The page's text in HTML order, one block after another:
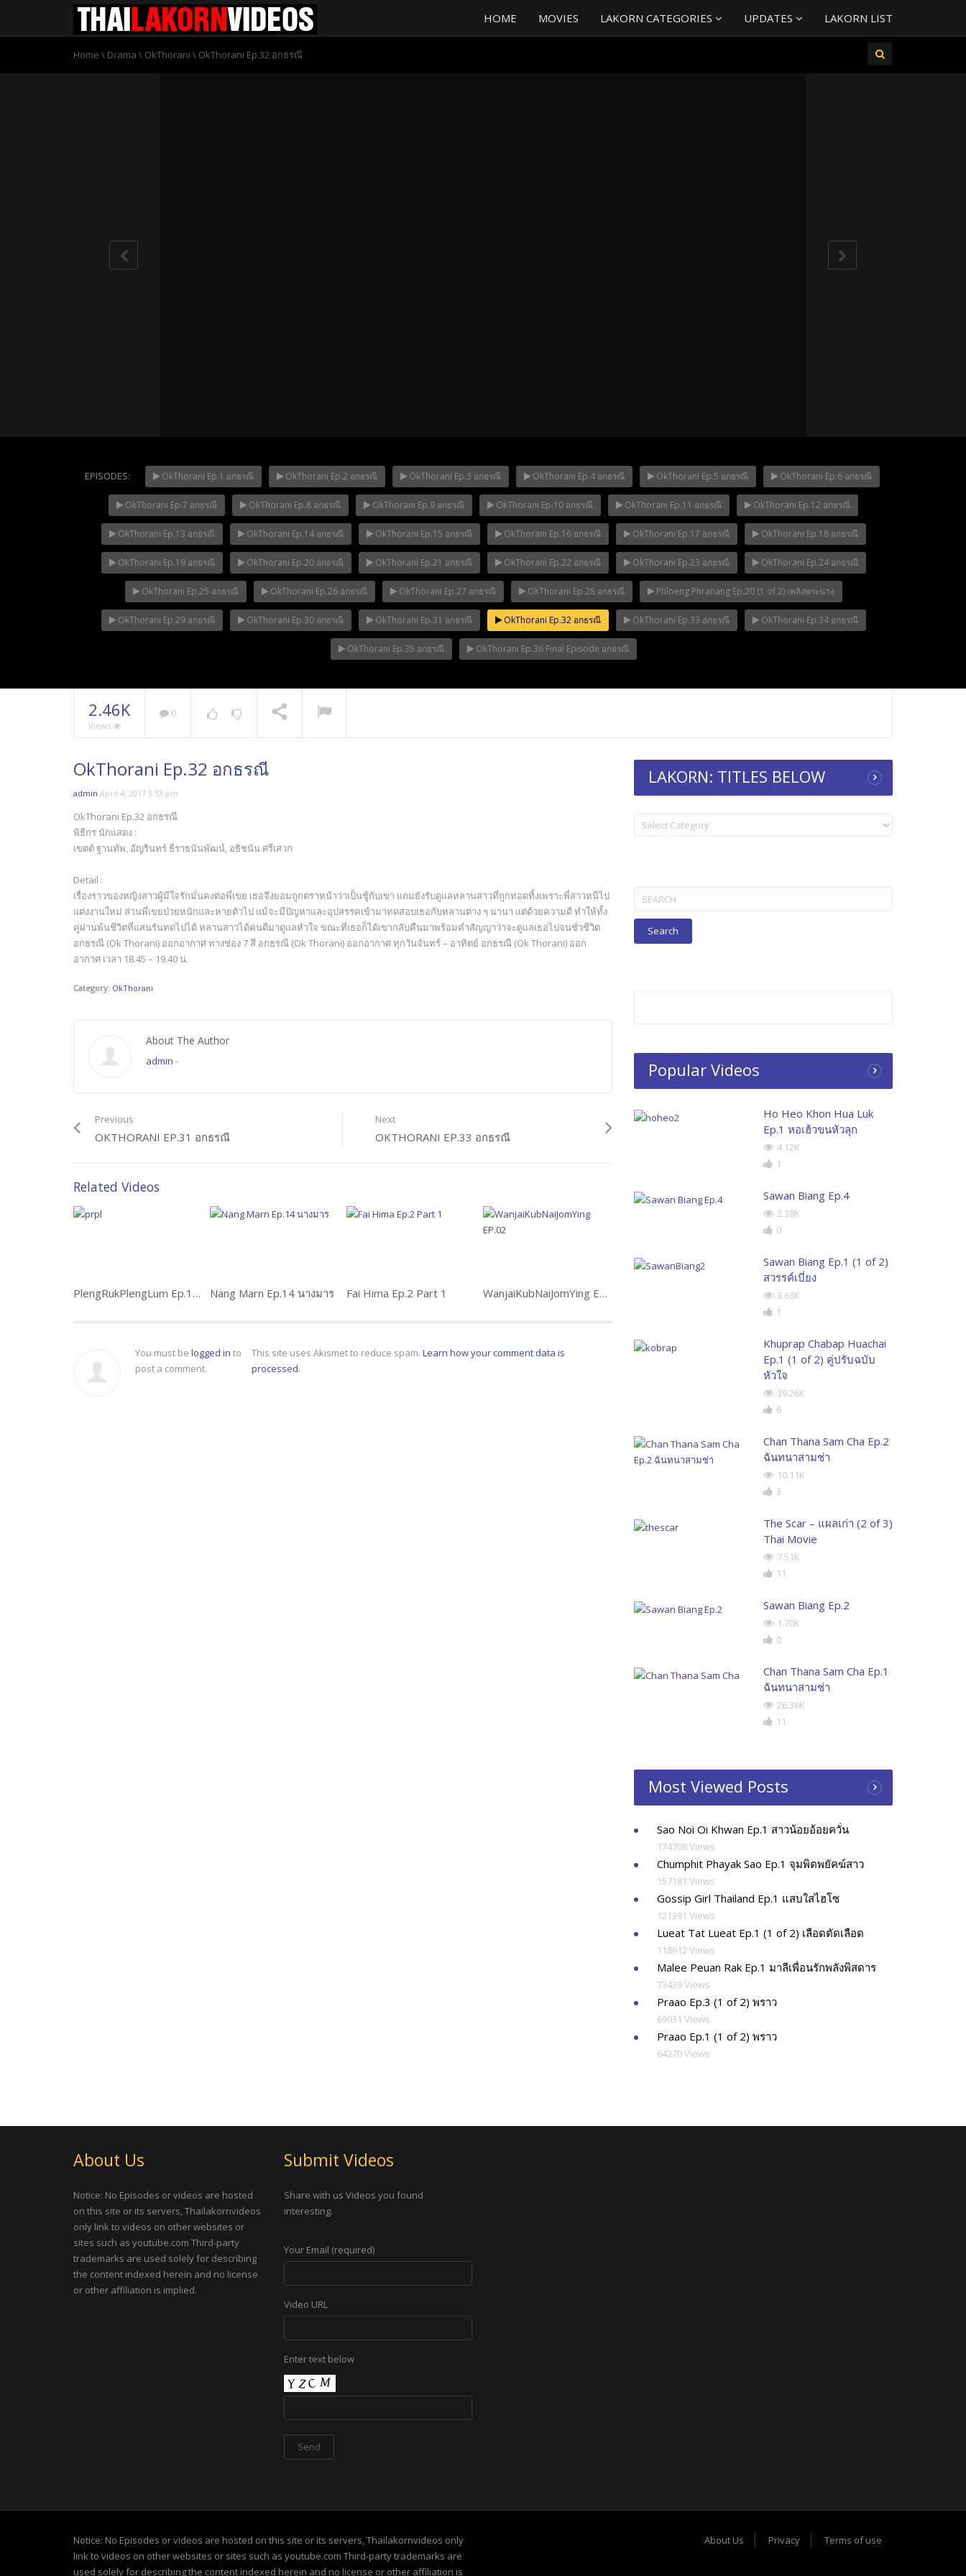
HOME MOVIES LAKORN CATEGORIES UPDATES LAKORN LIST
Home \ Drama \ OkThorani \ OkThorani Ep.32 อกธรณี
NOW PLAYING Mani Nakha Ep.14 Mani Nakha Ep.13 Mani Nakha Ep.12 Mani Nakha Ep.11
EPISODES: OkThorani Ep.1 อกธรณี OkThorani Ep.2 อกธรณี OkThorani Ep.3 อกธรณี OkThorani Ep.4 อกธรณี OkThorani Ep.5 อกธรณี OkThorani Ep.6 อกธรณี
OkThorani Ep.7 อกธรณี OkThorani Ep.8 อกธรณี OkThorani Ep.9 อกธรณี OkThorani Ep.10 อกธรณี OkThorani Ep.11 อกธรณี OkThorani Ep.12 อกธรณี
OkThorani Ep.13 อกธรณี OkThorani Ep.14 อกธรณี OkThorani Ep.15 อกธรณี OkThorani Ep.16 อกธรณี OkThorani Ep.17 อกธรณี OkThorani Ep.18 อกธรณี
OkThorani Ep.19 อกธรณี OkThorani Ep.20 อกธรณี OkThorani Ep.21 อกธรณี OkThorani Ep.22 อกธรณี OkThorani Ep.23 อกธรณี OkThorani Ep.24 อกธรณี
OkThorani Ep.25 อกธรณี OkThorani Ep.26 อกธรณี OkThorani Ep.27 อกธรณี OkThorani Ep.28 อกธรณี Phloeng Phranang Ep.20 (1 of 2) เพลิงพระนาง
OkThorani Ep.29 อกธรณี OkThorani Ep.30 อกธรณี OkThorani Ep.31 อกธรณี OkThorani Ep.32 อกธรณี OkThorani Ep.33 อกธรณี OkThorani Ep.34 อกธรณี
OkThorani Ep.35 อกธรณี OkThorani Ep.36 Final Episode อกธรณี
2.46K
Views
0
OkThorani Ep.32 อกธรณี
admin April 4, 2017 5:53 pm
OkThorani Ep.32 อกธรณี
พิธีกร นักแสดง :
เขตต์ ฐานทัพ, อัญรินทร์ ธีราธนันพัฒน์, อธิชนัน ศรีเสวก
Detail :
เรื่องราวของหญิงสาวผู้มีใจรักมั่นคงต่อพี่เขย เธอจึงยอมถูกตราหน้าว่าเป็นชู้กับเขา แถมยังรับดูแลหลานสาวที่ถูกทอดทิ้งเพราะพี่สาวหนีไป
แต่งงานใหม่ ส่วนพี่เขยป่วยหนักและหายตัวไป แม้จะมีปัญหาและอุปสรรคเข้ามาทดสอบเธอกับหลานต่าง ๆ นานา แต่ด้วยความดี ทำให้ทั้ง
คู่ผ่านพ้นชีวิตที่แสนรันทดไปได้ หลานสาวได้คนดีมาดูแลหัวใจ ขณะที่เธอก็ได้เขากลับคืนมาพร้อมคำสัญญาว่าจะดูแลเธอไปจนชั่วชีวิต
อกธรณี (Ok Thorani) ออกอากาศ ทางช่อง 7 สี อกธรณี (Ok Thorani) ออกอากาศ ทุกวันจันทร์ – อาทิตย์ อกธรณี (Ok Thorani) ออก
อากาศ เวลา 18.45 – 19.40 น.
Category: OkThorani
About The Author
admin -
Previous
OKTHORANI EP.31 อกธรณี
Next
OKTHORANI EP.33 อกธรณี
Related Videos
PlengRukPlengLum Ep.1 (1 of 4) เพลงรักเพลงลำ Nang Marn Ep.14 นางมาร Fai Hima Ep.2 Part 1 WanjaiKubNaiJomYing EP.02
You must be logged in to
post a comment.
This site uses Akismet to reduce spam. Learn how your comment data is
processed.
LAKORN: TITLES BELOW
LAKORN:
TITLES
Search
for:
Popular Videos
Ho Heo Khon Hua Luk
Ep.1 หอเฮ้วขนหัวลุก
4.12K
1
Sawan Biang Ep.4
2.38K
0
Sawan Biang Ep.1 (1 of 2)
สวรรค์เบี่ยง
3.63K
1
Khuprap Chabap Huachai
Ep.1 (1 of 2) คู่ปรับฉบับ
หัวใจ
39.26K
6
Chan Thana Sam Cha Ep.2
ฉันทนาสามช่า
10.11K
3
The Scar – แผลเก่า (2 of 3)
Thai Movie
7.51K
11
Sawan Biang Ep.2
1.70K
0
Chan Thana Sam Cha Ep.1
ฉันทนาสามช่า
26.36K
11
Most Viewed Posts
Sao Noi Oi Khwan Ep.1 สาวน้อยอ้อยควั่น
174708 Views
Chumphit Phayak Sao Ep.1 จุมพิตพยัคฆ์สาว
157181 Views
Gossip Girl Thailand Ep.1 แสบใสไฮโซ
121391 Views
Lueat Tat Lueat Ep.1 (1 of 2) เลือดตัดเลือด
118912 Views
Malee Peuan Rak Ep.1 มาลีเพื่อนรักพลังพิสดาร
73439 Views
Praao Ep.3 (1 of 2) พราว
69031 Views
Praao Ep.1 (1 of 2) พราว
64270 Views
About Us
Notice: No Episodes or videos are hosted
on this site or its servers, Thailakornvideos
only link to videos on other websites or
sites such as youtube.com Third-party
trademarks are used solely for describing
the content indexed herein and no license
or other affiliation is implied.
Submit Videos
Share with us Videos you found
interesting.
Your Email (required)
Video URL
Enter text below
Notice: No Episodes or videos are hosted on this site or its servers, Thailakornvideos only
link to videos on other websites or sites such as youtube.com Third-party trademarks are
used solely for describing the content indexed herein and no license or other affiliation is
About Us Privacy Terms of use